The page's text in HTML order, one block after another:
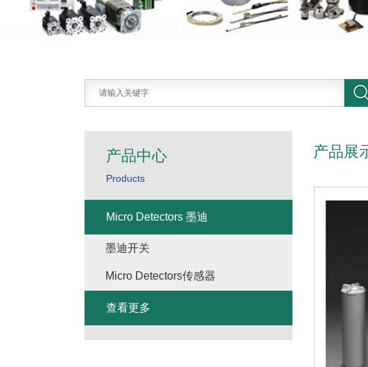
产品展
产品中心
Products
Micro Detectors 墨迪
墨迪开关
Micro Detectors传感器
查看更多